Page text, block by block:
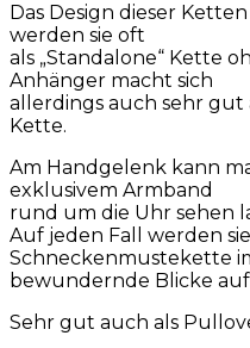
Das Design dieser
werden sie oft
als „Standalone“ Kette
Anhänger macht sich
allerdings auch sehr gut
Kette.
Am Handgelenk kann
exklusivem Armband
rund um die Uhr sehen
Auf jeden Fall werden
Schneckenmustekette
bewundernde Blicke auf
Sehr gut auch als